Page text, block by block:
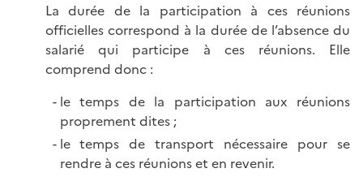
La durée de la participation à ces réunions
officielles correspond à la durée de l’absence du
salarié qui participe à ces réunions. Elle
comprend donc :
le temps de la participation aux réunions
proprement dites ;
le temps de transport nécessaire pour se
rendre à ces réunions et en revenir.